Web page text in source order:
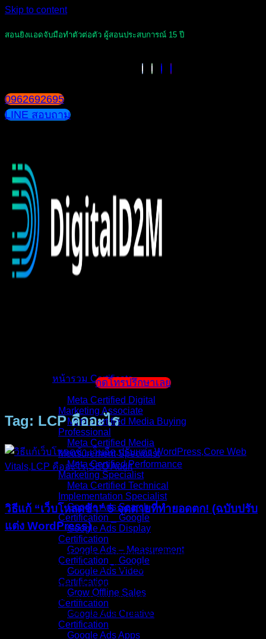
Skip to content
สอนยิงแอดจับมือทำตัวต่อตัว ผู้สอนประสบการณ์ 15 ปี
0962692695
LINE สอบถาม
หน้ารวม Certificate
Meta Certified Digital
Marketing Associate
Meta Certified Media Buying
Professional
Meta Certified Media
Measurement Specialist
Meta Certified Performance
Marketing Specialist
Meta Certified Technical
Implementation Specialist
Google Ads Search
Certification _ Google
Google Ads Display
Certification
Google Ads – Measurement
Certification _ Google
Google Ads Video
Certification
Grow Offline Sales
Certification
Google Ads Creative
Certification
Google Ads Apps
กดโทรปรึกษาเลย
Tag: LCP คืออะไร
วิธีแก้ “เว็บโหลดช้า” 5 จุดตายที่ทำยอดตก! (ฉบับปรับ
แต่ง WordPress)
คุณรู้ไหมครับว่า “ลูกค้าจะกดปิดเว็บไซต์ทันที ถ้ามันโหลดนาน
เกิน 3 วินาที”? …ใช่ครับ 3 วินาทีคือเส้นตายที่ตัดสินว่าคุณจะได้
เงินหรือเสียลูกค้าให้คู่แข่ง หลายคนทุ่มงบยิงแอดหลักแสน คน
คลิกเข้าเว็บหลักพัน แต่ยอดขายกลับ “แป้ก” เพราะตกม้าตายที่
เว็บโหลดช้า (Slow Loading Speed) ปัญหานี้ไม่ได้แค่ไล่ลูกค้า